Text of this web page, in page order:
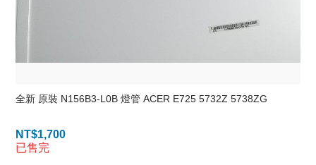
全新 原裝 N156B3-L0B 燈管 ACER E725 5732Z 5738ZG
NT$1,700
已售完